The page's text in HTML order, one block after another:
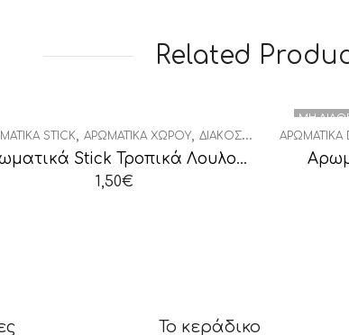
Related
STICK, ΑΡΩΜΑΤΙΚΆ ΧΏΡΟΥ, ΔΙΑΚΟΣΜΗΤΙΚΆ
Αρωματικά Stick Τροπικά Λουλούδια
1,50€
ΜΗ
ΑΡΩΜΑΤΙΚΆ
Το κεράδικο